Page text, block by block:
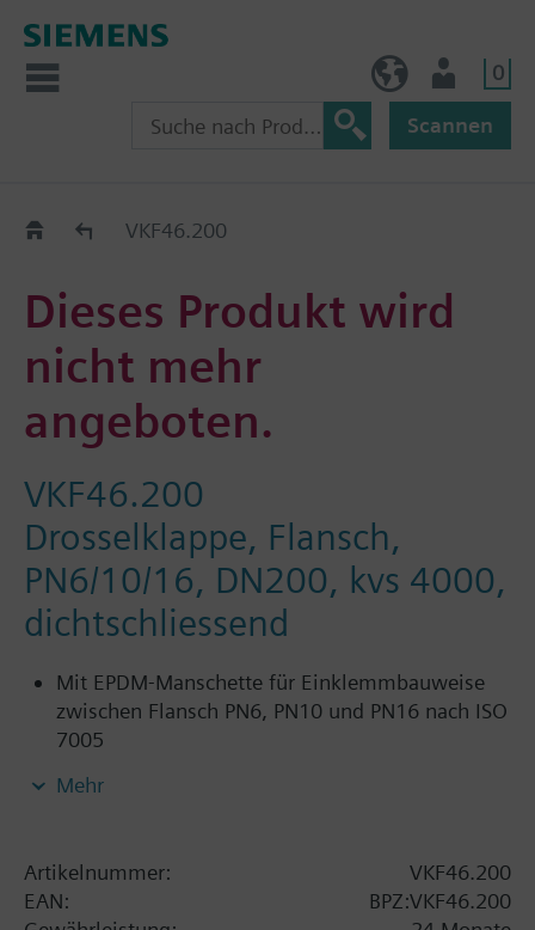
0
Scannen
Austauschhilfe
VKF46.200
Dieses Produkt wird
nicht mehr
angeboten.
VKF46.200
Drosselklappe, Flansch,
PN6/10/16, DN200, kvs 4000,
dichtschliessend
Mit EPDM-Manschette für Einklemmbauweise
zwischen Flansch PN6, PN10 und PN16 nach ISO
7005
Kühlwasser und Frischwasser in geschlossenen
Zusatzinformation
SQL36E65..: Direkte Montage
Mehr
Artikelnummer:
VKF46.200
EAN:
BPZ:VKF46.200